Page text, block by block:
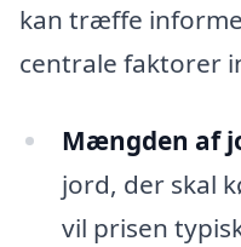
kan træffe
centrale faktorer
Mængden af
jord, der skal
vil prisen